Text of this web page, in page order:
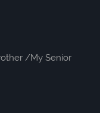
/My Senior